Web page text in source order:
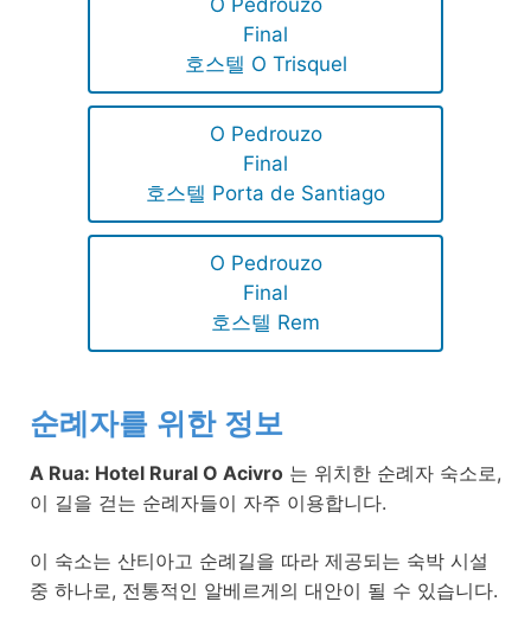
Final
호스텔 O Trisquel
O Pedrouzo
Final
호스텔 Porta de Santiago
O Pedrouzo
Final
호스텔 Rem
순례자를 위한 정보
A Rua: Hotel Rural O Acivro 는 위치한 순례자 숙소로,
이 길을 걷는 순례자들이 자주 이용합니다.
이 숙소는 산티아고 순례길을 따라 제공되는 숙박 시설
중 하나로, 전통적인 알베르게의 대안이 될 수 있습니다.